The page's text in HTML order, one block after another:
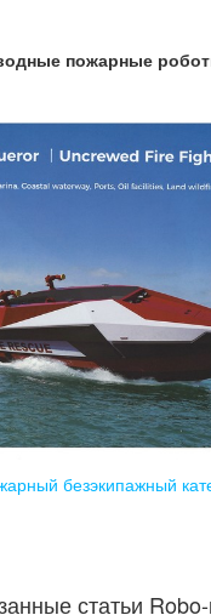
пожарные
безэкипажный
статьи